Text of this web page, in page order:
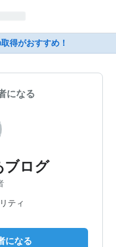
得がおすすめ！
になる
ブログ
ティ
になる